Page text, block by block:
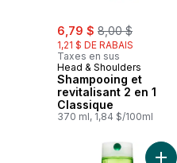
sale:
6,79 $ , formerly:
8,00 $
1,21 $ DE RABAIS
Taxes en sus
Head & Shoulders
Shampooing et
revitalisant 2 en 1
Classique
370 ml, 1,84 $/100ml